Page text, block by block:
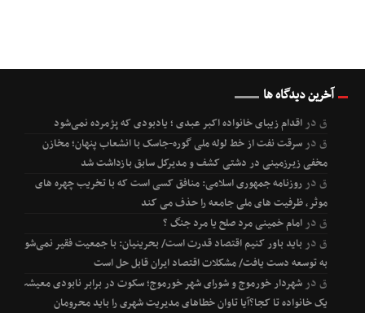
آخرین دیدگاه ها
قدراقدام زیبای خانواده اکبر عبدی ؛ یادبودی که پژمرده نمی‌شود
قدرسرقت نفت از خط لوله ملی گوره-جاسک با انشعاب پنهان؛ مخازن
مخفی زیرزمینی در دشتی کشف و مدیرکل سابق بازداشت شد
قدرروزنامه جمهوری اسلامی: منافق کسی است که با تخریب چهره های
موثر، ظرفیت های ملی جامعه را حذف می کند
قدرامام خمینی مرد صلح یا مرد جنگ ؟
قدرباید باور کنیم اقتصاد قدرت است/ بحرینیان: با جمعیت فقیر نمی‌شود
به توسعه دست یافت/ مشکلات اقتصاد ایران قابل حل است
قدرشهردار خورموج و شورای شهر خورموج؛ سکوت در برابر نابودی معیشت
یک خانواده تا کجا؟آیا تاوان خطاهای مدیریت شهری را باید محرومان